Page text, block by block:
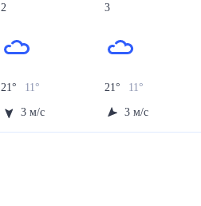
2
21° 11°
3 м/с
3
21° 11°
3 м/с